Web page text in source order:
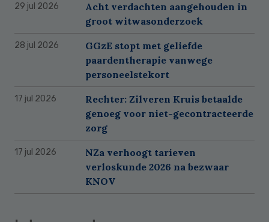
29 jul 2026
Acht verdachten aangehouden in
groot witwasonderzoek
28 jul 2026
GGzE stopt met geliefde
paardentherapie vanwege
personeelstekort
17 jul 2026
Rechter: Zilveren Kruis betaalde
genoeg voor niet-gecontracteerde
zorg
17 jul 2026
NZa verhoogt tarieven
verloskunde 2026 na bezwaar
KNOV